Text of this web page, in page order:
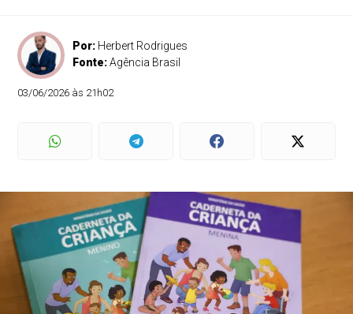
Por: Herbert Rodrigues
Fonte:Agência Brasil
03/06/2026 às 21h02